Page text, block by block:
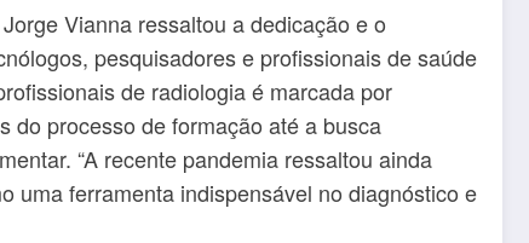
Vianna ressaltou a dedicação e o
pesquisadores e profissionais de saúde
de radiologia é marcada por
do processo de formação até a busca
“A recente pandemia ressaltou ainda
uma ferramenta indispensável no diagnóstico e